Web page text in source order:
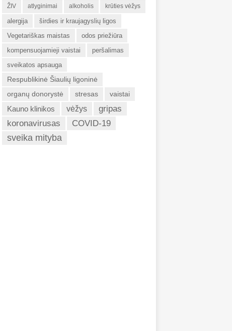
ŽIV atlyginimai alkoholis krūties vėžys
alergija
širdies ir kraujagyslių ligos
Vegetariškas maistas
odos priežiūra
kompensuojamieji vaistai
peršalimas
sveikatos apsauga
Respublikinė Šiaulių ligoninė
organų donorystė
stresas vaistai
Kauno klinikos vėžys
gripas
koronavirusas
COVID-19
sveika mityba